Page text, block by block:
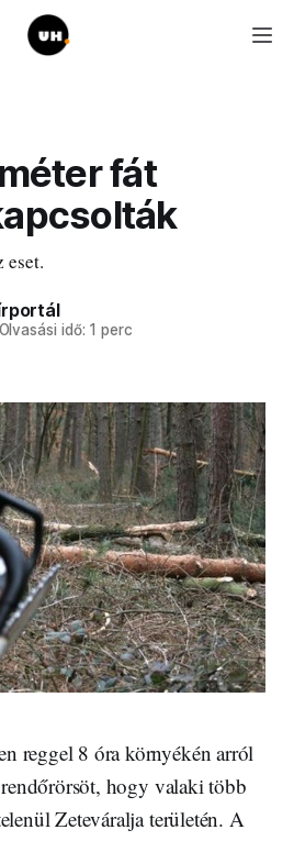
fát
eset.
idő: 1 perc
reggel 8 óra környékén arról
hogy valaki több
Zeteváralja területén. A